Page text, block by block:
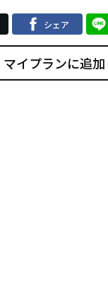
シェア
マイプランに追加